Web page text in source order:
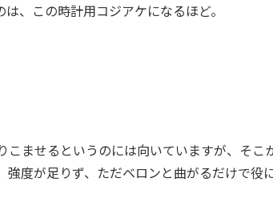
、この時計用コジアケになるほど。
ませるというのには向いていますが、そこ
度が足りず、ただベロンと曲がるだけで役